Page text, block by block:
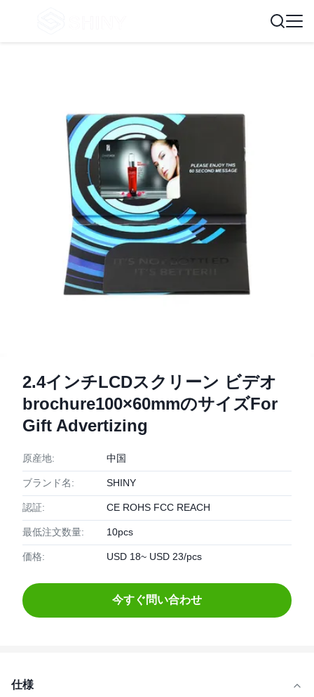
2.4インチLCDスクリーン ビデオ
brochure100×60mmのサイズFor
Gift Advertizing
原産地: 中国
ブランド名: SHINY
認証: CE ROHS FCC REACH
最低注文数量: 10pcs
価格: USD 18~ USD 23/pcs
今すぐ問い合わせ
仕様